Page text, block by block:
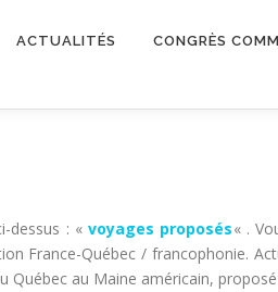
ACTUALITÉS CONGRÈS
dessus : «voyages proposés« .
France-Québec / francophonie.
au Maine américain,